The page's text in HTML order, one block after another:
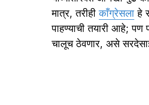
मात्र, तरीहीकाँग्रेसला हे
पाहण्याची तयारी आहे;
चालूच ठेवणार, असे